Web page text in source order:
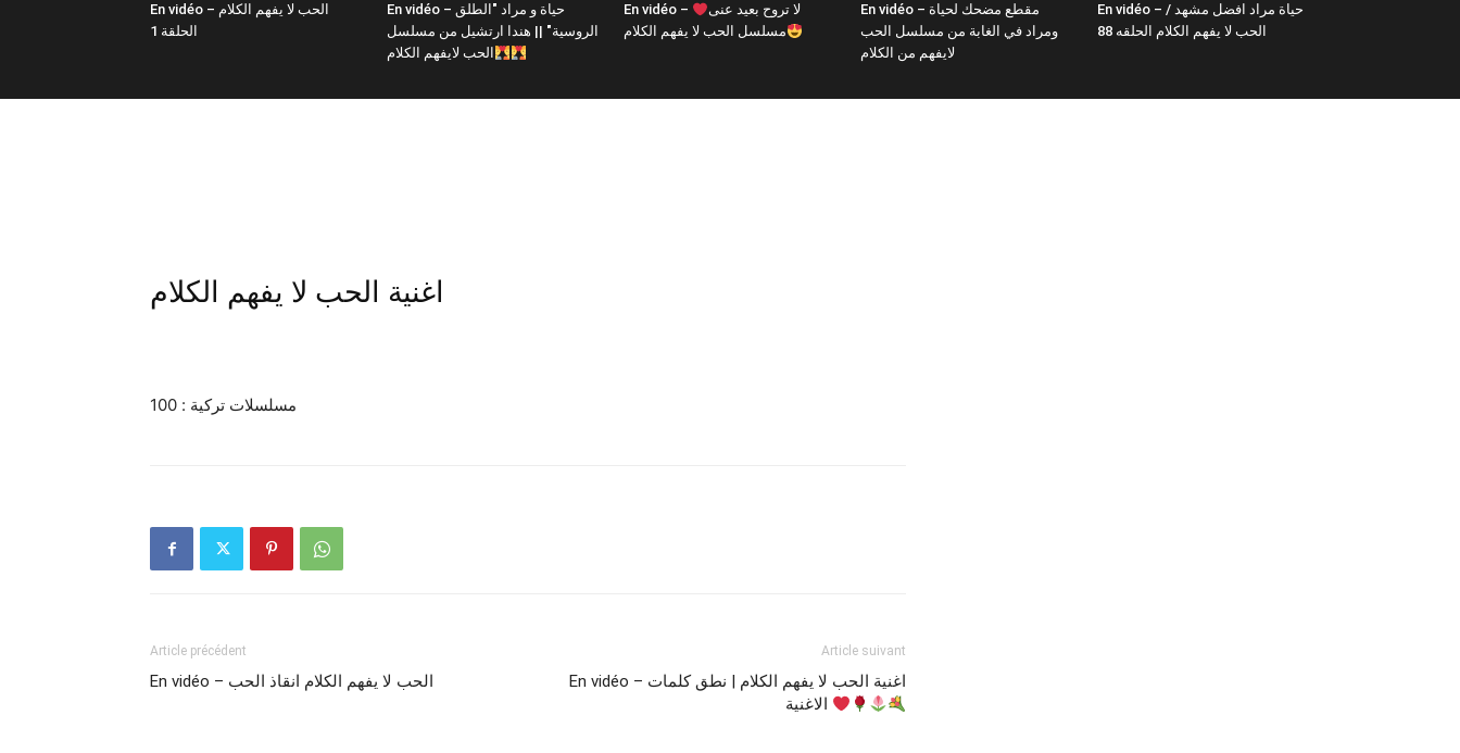
En vidéo – الحب لا يفهم الكلام
الحلقة 1
En vidéo – حياة و مراد "الطلق
الروسية" || هندا ارتشيل من مسلسل
الحب لايفهم الكلام
En vidéo – لا تروح بعيد عنى
مسلسل الحب لا يفهم الكلام
En vidéo – مقطع مضحك لحياة
ومراد في الغابة من مسلسل الحب
لايفهم من الكلام
En vidéo – حياة مراد افضل مشهد /
الحب لا يفهم الكلام الحلقه 88
اغنية الحب لا يفهم الكلام
مسلسلات تركية : 100
Article précédent
En vidéo – الحب لا يفهم الكلام انقاذ الحب
Article suivant
En vidéo – اغنية الحب لا يفهم الكلام | نطق كلمات